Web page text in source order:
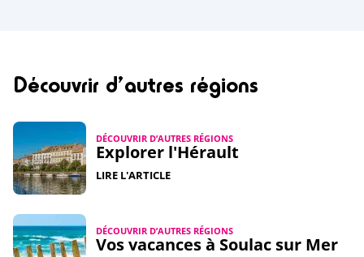
Découvrir d’autres régions
DÉCOUVRIR D’AUTRES RÉGIONS
Explorer l'Hérault
LIRE L'ARTICLE
DÉCOUVRIR D’AUTRES RÉGIONS
Vos vacances à Soulac sur Mer